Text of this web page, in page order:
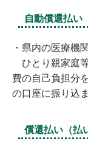
自動償還払
・県内の医療機
ひとり親家庭
費の自己負担分
の口座に振り込
償還払い（